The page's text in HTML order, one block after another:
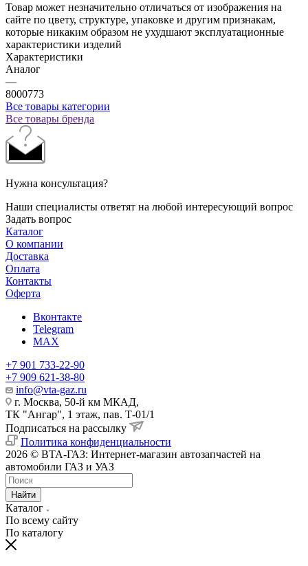
Товар может незначительно отличаться от изображения на
сайте по цвету, структуре, упаковке и другим признакам,
которые никаким образом не ухудшают эксплуатационные
характеристики изделий
Характеристики
Аналог
—
8000773
Все товары категории
Все товары бренда
Нужна консультация?
Наши специалисты ответят на любой интересующий вопрос
Задать вопрос
Каталог
О компании
Доставка
Оплата
Контакты
Оферта
Вконтакте
Telegram
MAX
+7 901 733-22-90
+7 909 621-38-80
info@vta-gaz.ru
г. Москва, 50-й км МКАД,
ТК "Ангар", 1 этаж, пав. Т-01/1
Подписаться на рассылку
Политика конфиденциальности
2026 © ВТА-ГАЗ: Интернет-магазин автозапчастей на
автомобили ГАЗ и УАЗ
Найти
Каталог
По всему сайту
По каталогу